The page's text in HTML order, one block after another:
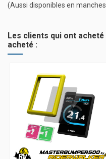
(Aussi disponibles en manches
Les clients qui ont
acheté :